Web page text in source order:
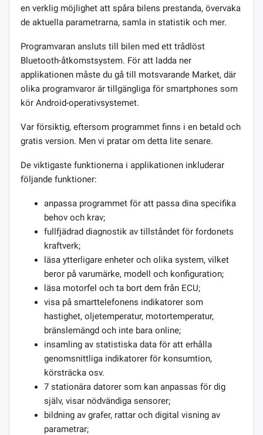
en verklig möjlighet att spåra bilens prestanda, övervaka
de aktuella parametrarna, samla in statistik och mer.
Programvaran ansluts till bilen med ett trådlöst
Bluetooth-åtkomstsystem. För att ladda ner
applikationen måste du gå till motsvarande Market, där
olika programvaror är tillgängliga för smartphones som
kör Android-operativsystemet.
Var försiktig, eftersom programmet finns i en betald och
gratis version. Men vi pratar om detta lite senare.
De viktigaste funktionerna i applikationen inkluderar
följande funktioner:
anpassa programmet för att passa dina specifika
behov och krav;
fullfjädrad diagnostik av tillståndet för fordonets
kraftverk;
läsa ytterligare enheter och olika system, vilket
beror på varumärke, modell och konfiguration;
läsa motorfel och ta bort dem från ECU;
visa på smarttelefonens indikatorer som
hastighet, oljetemperatur, motortemperatur,
bränslemängd och inte bara online;
insamling av statistiska data för att erhålla
genomsnittliga indikatorer för konsumtion,
körsträcka osv.
7 stationära datorer som kan anpassas för dig
själv, visar nödvändiga sensorer;
bildning av grafer, rattar och digital visning av
parametrar;